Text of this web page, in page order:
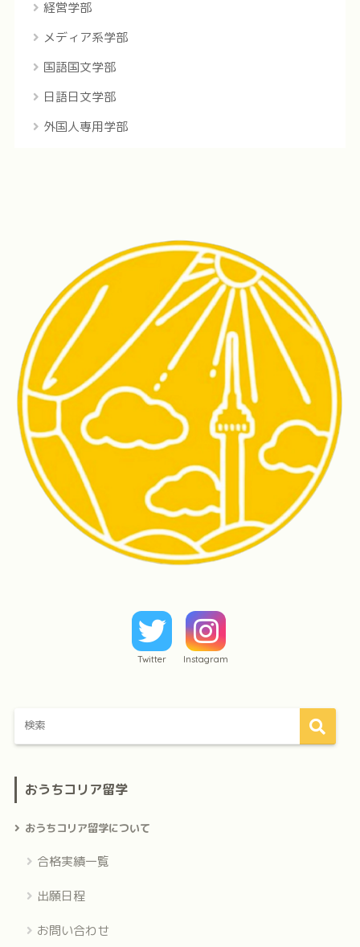
経営学部
メディア系学部
国語国文学部
日語日文学部
外国人専用学部
Twitter Instagram
おうちコリア留学
おうちコリア留学について
合格実績一覧
出願日程
お問い合わせ